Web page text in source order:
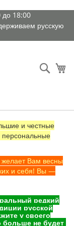
до 18:00
русскую
и честные
персональные
желает Вам весны
и себя! Вы —
редкий
русской
у своего
больше не будет